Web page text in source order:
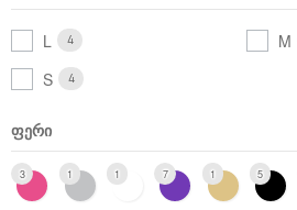
L 4 M
S 4
ფერი
3 1 1 7 1 5